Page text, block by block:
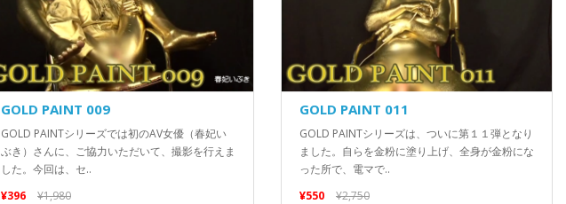
GOLD PAINT 009
GOLD PAINTシリーズでは初のAV女優（春妃い
ぶき）さんに、ご協力いただいて、撮影を行えま
した。今回は、セ..
¥396
¥1,980
GOLD PAINT 011
GOLD PAINTシリーズは、ついに第１１弾となり
ました。自らを金粉に塗り上げ、全身が金粉にな
った所で、電マで..
¥550
¥2,750